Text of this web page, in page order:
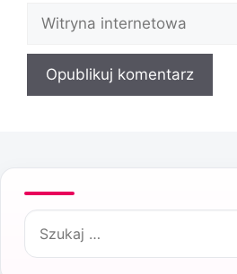
internetowa
Szukaj: